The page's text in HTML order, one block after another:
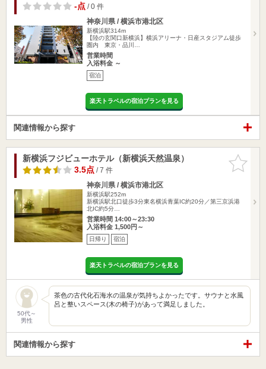
-点/ 0 件
神奈川県 / 横浜市港北区
新横浜駅314m
【陸の玄関口新横浜】横浜アリーナ・日産スタジアム徒歩
圏内 東京・品川…
営業時間
入浴料金 ～
宿泊
楽天トラベルの宿泊プランを見る
関連情報から探す
お気に入
りに追加
新横浜フジビューホテル（新横浜天然温泉）
3.5点/ 7 件
神奈川県 / 横浜市港北区
新横浜駅252m
新横浜駅北口徒歩3分東名横浜青葉IC約20分／第三京浜港
北IC約5分…
営業時間 14:00～23:30
入浴料金 1,500円～
日帰り 宿泊
楽天トラベルの宿泊プランを見る
50代～
男性
茶色の古代化石海水の温泉が気持ちよかったです。サウナと水風
呂と整いスペース(木の椅子)があって満足しました。
関連情報から探す